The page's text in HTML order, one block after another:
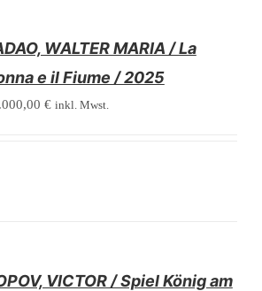
WALTER MARIA / La
e il Fiume / 2025
€ inkl. Mwst.
VICTOR / Spiel König am